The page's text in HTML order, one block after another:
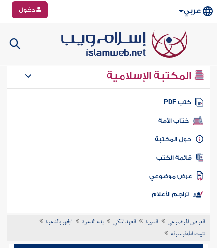
عربي دخول
المكتبة الإسلامية
كتب PDF
كتاب الأمة
المكتبة
الكتب
موضوعي
تراجم الأعلام
العرض الموضوعي السيرة العهد المكي بدء الدعوة
الجهر بالدعوة
تثبيت الله لرسوله